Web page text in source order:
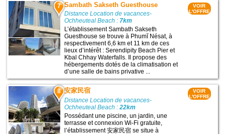
7 Sambath Sakseth Guesthouse
Distance Location de vacances-
Ochheuteal Beach : 7km
L’établissement Sambath Sakseth
Guesthouse se trouve à Phumĭ Nésat, à
respectivement 6,6 km et 11 km de ces
lieux d’intérêt : Serendipity Beach Pier et
Kbal Chhay Waterfalls. Il propose des
hébergements dotés de la climatisation et
d’une salle de bains privative ...
VOIR
L'OFFRE
8 安家民宿
Distance Location de vacances-
Ochheuteal Beach :22km
Possédant une piscine, un jardin, une
terrasse et connexion Wi-Fi gratuite,
l’établissement 安家民宿 se situe à
VOIR
L'OFFRE